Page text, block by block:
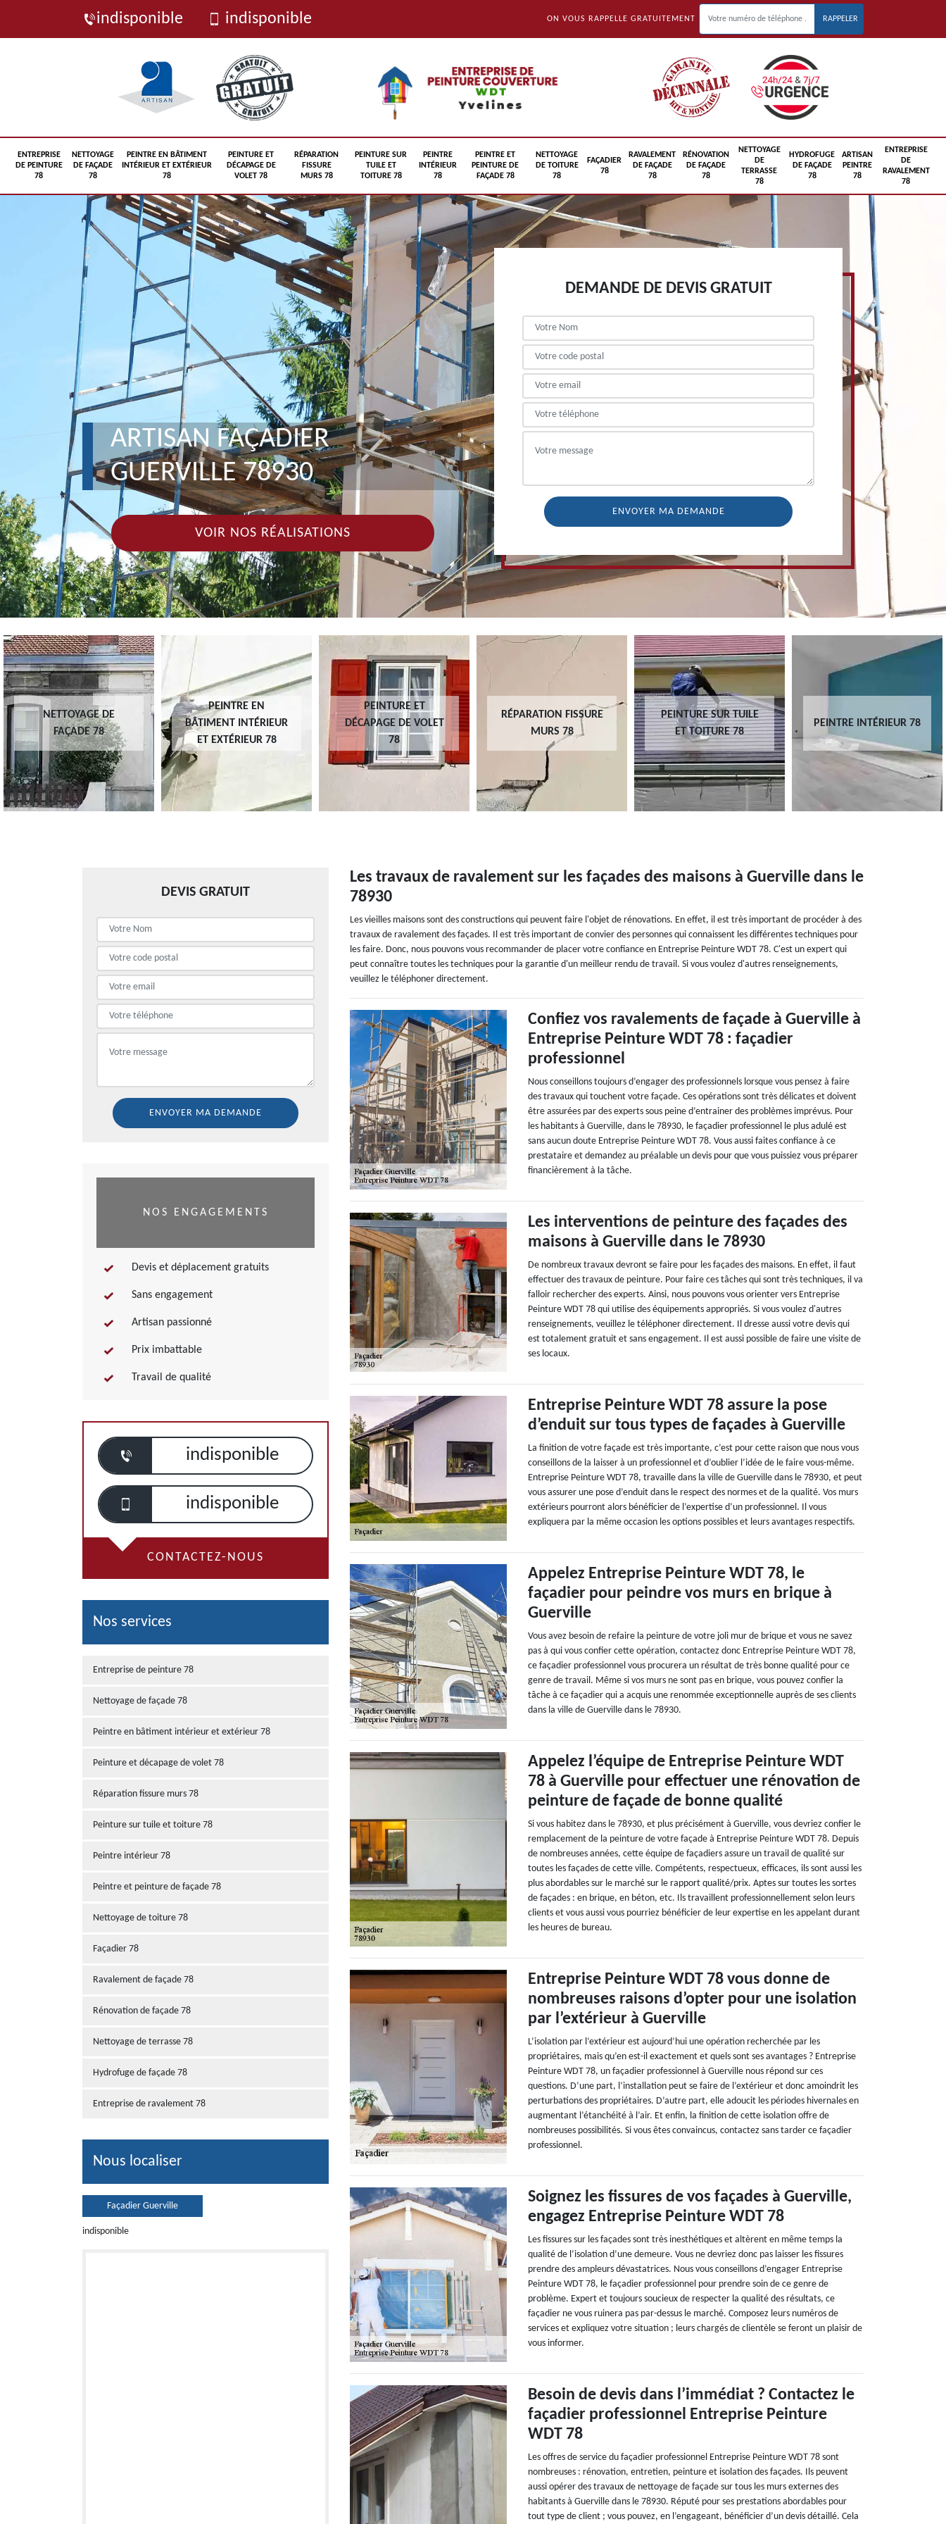
indisponible indisponible ON VOUS RAPPELLE GRATUITEMENT
ENTREPRISE
DE PEINTURE
78
NETTOYAGE
DE FAÇADE
78
PEINTRE EN BÂTIMENT
INTÉRIEUR ET EXTÉRIEUR
78
PEINTURE ET
DÉCAPAGE DE
VOLET 78
RÉPARATION
FISSURE
MURS 78
PEINTURE SUR
TUILE ET
TOITURE 78
PEINTRE
INTÉRIEUR
78
PEINTRE ET
PEINTURE DE
FAÇADE 78
NETTOYAGE
DE TOITURE
78
FAÇADIER
78
RAVALEMENT
DE FAÇADE
78
RÉNOVATION
DE FAÇADE
78
NETTOYAGE
DE
TERRASSE
78
HYDROFUGE
DE FAÇADE
78
ARTISAN
PEINTRE
78
ENTREPRISE
DE
RAVALEMENT
78
ARTISAN FAÇADIER
GUERVILLE 78930
VOIR NOS RÉALISATIONS
DEMANDE DE DEVIS GRATUIT
NETTOYAGE DE
FAÇADE 78
PEINTRE EN
BÂTIMENT INTÉRIEUR
ET EXTÉRIEUR 78
PEINTURE ET
DÉCAPAGE DE VOLET
78
RÉPARATION FISSURE
MURS 78
PEINTURE SUR TUILE
ET TOITURE 78
PEINTRE INTÉRIEUR 78
DEVIS GRATUIT
NOS ENGAGEMENTS
Devis et déplacement gratuits
Sans engagement
Artisan passionné
Prix imbattable
Travail de qualité
indisponible
indisponible
CONTACTEZ-NOUS
Nos services
Entreprise de peinture 78
Nettoyage de façade 78
Peintre en bâtiment intérieur et extérieur 78
Peinture et décapage de volet 78
Réparation fissure murs 78
Peinture sur tuile et toiture 78
Peintre intérieur 78
Peintre et peinture de façade 78
Nettoyage de toiture 78
Façadier 78
Ravalement de façade 78
Rénovation de façade 78
Nettoyage de terrasse 78
Hydrofuge de façade 78
Entreprise de ravalement 78
Nous localiser
Façadier Guerville
indisponible
Les travaux de ravalement sur les façades des maisons à Guerville dans le
78930
Les vieilles maisons sont des constructions qui peuvent faire l'objet de rénovations. En effet, il est très important de procéder à des
travaux de ravalement des façades. Il est très important de convier des personnes qui connaissent les différentes techniques pour
les faire. Donc, nous pouvons vous recommander de placer votre confiance en Entreprise Peinture WDT 78. C'est un expert qui
peut connaître toutes les techniques pour la garantie d'un meilleur rendu de travail. Si vous voulez d'autres renseignements,
veuillez le téléphoner directement.
Confiez vos ravalements de façade à Guerville à
Entreprise Peinture WDT 78 : façadier
professionnel
Nous conseillons toujours d’engager des professionnels lorsque vous pensez à faire
des travaux qui touchent votre façade. Ces opérations sont très délicates et doivent
être assurées par des experts sous peine d’entrainer des problèmes imprévus. Pour
les habitants à Guerville, dans le 78930, le façadier professionnel le plus adulé est
sans aucun doute Entreprise Peinture WDT 78. Vous aussi faites confiance à ce
prestataire et demandez au préalable un devis pour que vous puissiez vous préparer
financièrement à la tâche.
Les interventions de peinture des façades des
maisons à Guerville dans le 78930
De nombreux travaux devront se faire pour les façades des maisons. En effet, il faut
effectuer des travaux de peinture. Pour faire ces tâches qui sont très techniques, il va
falloir rechercher des experts. Ainsi, nous pouvons vous orienter vers Entreprise
Peinture WDT 78 qui utilise des équipements appropriés. Si vous voulez d'autres
renseignements, veuillez le téléphoner directement. Il dresse aussi votre devis qui
est totalement gratuit et sans engagement. Il est aussi possible de faire une visite de
ses locaux.
Entreprise Peinture WDT 78 assure la pose
d’enduit sur tous types de façades à Guerville
La finition de votre façade est très importante, c’est pour cette raison que nous vous
conseillons de la laisser à un professionnel et d’oublier l’idée de le faire vous-même.
Entreprise Peinture WDT 78, travaille dans la ville de Guerville dans le 78930, et peut
vous assurer une pose d’enduit dans le respect des normes et de la qualité. Vos murs
extérieurs pourront alors bénéficier de l’expertise d’un professionnel. Il vous
expliquera par la même occasion les options possibles et leurs avantages respectifs.
Appelez Entreprise Peinture WDT 78, le
façadier pour peindre vos murs en brique à
Guerville
Vous avez besoin de refaire la peinture de votre joli mur de brique et vous ne savez
pas à qui vous confier cette opération, contactez donc Entreprise Peinture WDT 78,
ce façadier professionnel vous procurera un résultat de très bonne qualité pour ce
genre de travail. Même si vos murs ne sont pas en brique, vous pouvez confier la
tâche à ce façadier qui a acquis une renommée exceptionnelle auprès de ses clients
dans la ville de Guerville dans le 78930.
Appelez l’équipe de Entreprise Peinture WDT
78 à Guerville pour effectuer une rénovation de
peinture de façade de bonne qualité
Si vous habitez dans le 78930, et plus précisément à Guerville, vous devriez confier le
remplacement de la peinture de votre façade à Entreprise Peinture WDT 78. Depuis
de nombreuses années, cette équipe de façadiers assure un travail de qualité sur
toutes les façades de cette ville. Compétents, respectueux, efficaces, ils sont aussi les
plus abordables sur le marché sur le rapport qualité/prix. Aptes sur toutes les sortes
de façades : en brique, en béton, etc. Ils travaillent professionnellement selon leurs
clients et vous aussi vous pourriez bénéficier de leur expertise en les appelant durant
les heures de bureau.
Entreprise Peinture WDT 78 vous donne de
nombreuses raisons d’opter pour une isolation
par l’extérieur à Guerville
L’isolation par l’extérieur est aujourd’hui une opération recherchée par les
propriétaires, mais qu’en est-il exactement et quels sont ses avantages ? Entreprise
Peinture WDT 78, un façadier professionnel à Guerville nous répond sur ces
questions. D’une part, l’installation peut se faire de l’extérieur et donc amoindrit les
perturbations des propriétaires. D’autre part, elle adoucit les périodes hivernales en
augmentant l’étanchéité à l’air. Et enfin, la finition de cette isolation offre de
nombreuses possibilités. Si vous êtes convaincus, contactez sans tarder ce façadier
professionnel.
Soignez les fissures de vos façades à Guerville,
engagez Entreprise Peinture WDT 78
Les fissures sur les façades sont très inesthétiques et altèrent en même temps la
qualité de l’isolation d’une demeure. Vous ne devriez donc pas laisser les fissures
prendre des ampleurs dévastatrices. Nous vous conseillons d’engager Entreprise
Peinture WDT 78, le façadier professionnel pour prendre soin de ce genre de
problème. Expert et toujours soucieux de respecter la qualité des résultats, ce
façadier ne vous ruinera pas par-dessus le marché. Composez leurs numéros de
services et expliquez votre situation ; leurs chargés de clientèle se feront un plaisir de
vous informer.
Besoin de devis dans l’immédiat ? Contactez le
façadier professionnel Entreprise Peinture
WDT 78
Les offres de service du façadier professionnel Entreprise Peinture WDT 78 sont
nombreuses : rénovation, entretien, peinture et isolation des façades. Ils peuvent
aussi opérer des travaux de nettoyage de façade sur tous les murs externes des
habitants à Guerville dans le 78930. Réputé pour ses prestations abordables pour
tout type de client ; vous pouvez, en l’engageant, bénéficier d’un devis détaillé. Cela